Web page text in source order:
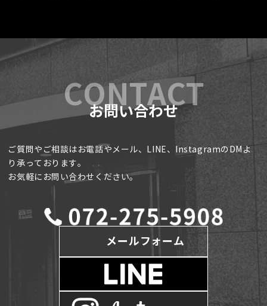
お問い合わせ
ご質問やご相談はお電話やメール、LINE、InstagramのDMよ
り承っております。
お気軽にお問い合わせください。
メールフォーム